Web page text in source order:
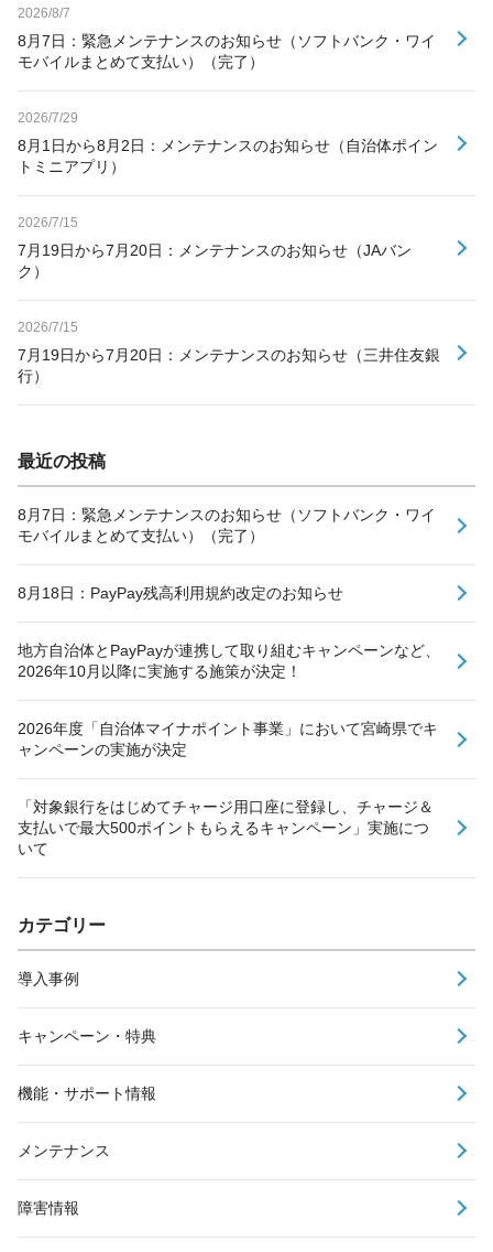
2026/8/7
8月7日：緊急メンテナンスのお知らせ（ソフトバンク・ワイ
モバイルまとめて支払い）（完了）
2026/7/29
8月1日から8月2日：メンテナンスのお知らせ（自治体ポイン
トミニアプリ）
2026/7/15
7月19日から7月20日：メンテナンスのお知らせ（JAバン
ク）
2026/7/15
7月19日から7月20日：メンテナンスのお知らせ（三井住友銀
行）
最近の投稿
8月7日：緊急メンテナンスのお知らせ（ソフトバンク・ワイ
モバイルまとめて支払い）（完了）
8月18日：PayPay残高利用規約改定のお知らせ
地方自治体とPayPayが連携して取り組むキャンペーンなど、
2026年10月以降に実施する施策が決定！
2026年度「自治体マイナポイント事業」において宮崎県でキ
ャンペーンの実施が決定
「対象銀行をはじめてチャージ用口座に登録し、チャージ＆
支払いで最大500ポイントもらえるキャンペーン」実施につ
いて
カテゴリー
導入事例
キャンペーン・特典
機能・サポート情報
メンテナンス
障害情報